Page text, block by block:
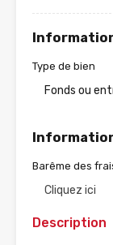
Type de bien
Fonds ou
Barême des
Cliquez ici
Description